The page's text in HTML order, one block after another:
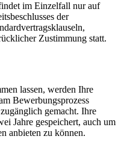
im Einzelfall nur auf
der
Zustimmung statt.
lassen, werden Ihre
Bewerbungsprozess
gemacht. Ihre
Jahre gespeichert, auch um
anbieten zu können.